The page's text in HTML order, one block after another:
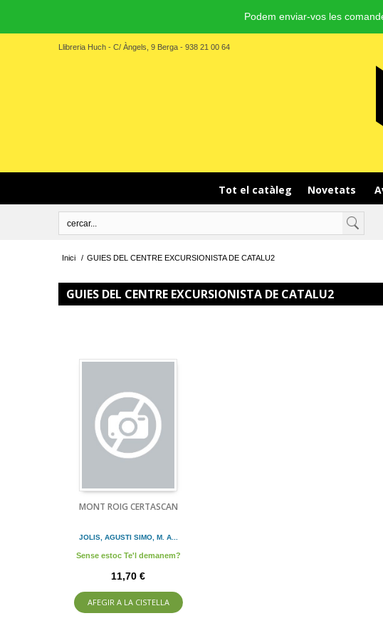
Podem enviar-vos les
Llibreria Huch - C/ Àngels, 9 Berga - 938 21 00 64
Tot el catàleg Novetats
Inici / GUIES DEL CENTRE EXCURSIONISTA DE CATALU2
GUIES DEL CENTRE EXCURSIONISTA DE CATALU2
MONT ROIG CERTASCAN
JOLIS, AGUSTI SIMO, M. A...
Sense estoc Te'l demanem?
11,70 €
AFEGIR A LA CISTELLA